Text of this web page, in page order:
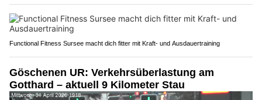
Functional Fitness Sursee macht dich fitter mit Kraft- und Ausdauertraining
Göschenen UR: Verkehrsüberlastung am
Gotthard – aktuell 9 Kilometer Stau